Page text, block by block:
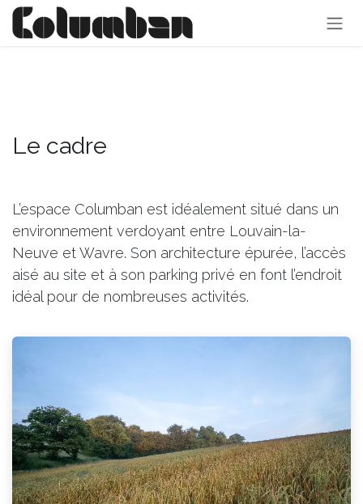
Se rendre au contenu
Le cadre
L’espace Columban est idéalement situé dans un
environnement verdoyant entre Louvain-la-
Neuve et Wavre. Son architecture épurée, l’accès
aisé au site et à son parking privé en font l’endroit
idéal pour de nombreuses activités.